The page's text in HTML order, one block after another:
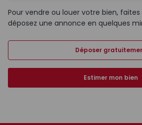
Pour vendre ou louer votre bien,
déposez une annonce en quelques
Déposer
Estimer mon bien